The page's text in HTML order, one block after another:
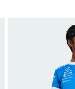
Favori Listesine Ekle